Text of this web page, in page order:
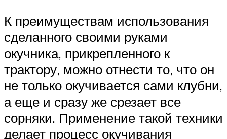
К преимуществам использования
сделанного своими руками
окучника, прикрепленного к
трактору, можно отнести то, что он
не только окучивается сами клубни,
а еще и сразу же срезает все
сорняки. Применение такой техники
делает процесс окучивания